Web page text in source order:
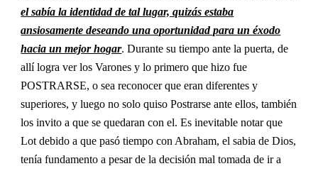
el sabía la identidad de tal lugar, quizás estaba
ansiosamente deseando una oportunidad para un éxodo
hacia un mejor hogar. Durante su tiempo ante la puerta, de
allí logra ver los Varones y lo primero que hizo fue
POSTRARSE, o sea reconocer que eran diferentes y
superiores, y luego no solo quiso Postrarse ante ellos, también
los invito a que se quedaran con el. Es inevitable notar que
Lot debido a que pasó tiempo con Abraham, el sabia de Dios,
tenía fundamento a pesar de la decisión mal tomada de ir a